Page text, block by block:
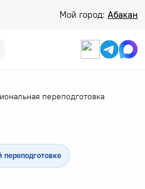
Мой город: Абакан
переподготовка